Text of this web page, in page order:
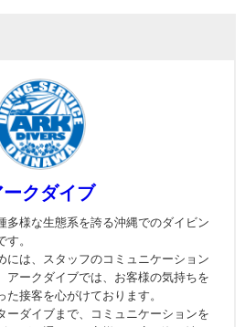
ークダイブ
多様な生態系を誇る沖縄でのダイビン
す。
には、スタッフのコミュニケーション
アークダイブでは、お客様の気持ちを
接客を心がけております。
ーダイブまで、コミュニケーションを